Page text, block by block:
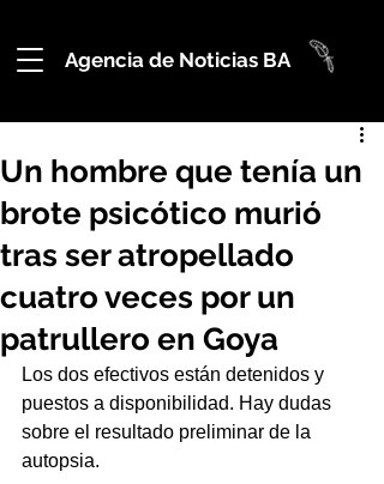
Agencia de Noticias BA
Un hombre que tenía un
brote psicótico murió
tras ser atropellado
cuatro veces por un
patrullero en Goya
Los dos efectivos están detenidos y
puestos a disponibilidad. Hay dudas
sobre el resultado preliminar de la
autopsia.